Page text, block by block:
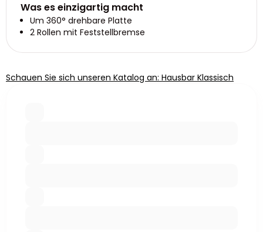
Was es einzigartig macht
Um 360° drehbare Platte
2 Rollen mit Feststellbremse
Schauen Sie sich unseren Katalog an: Hausbar Klassisch